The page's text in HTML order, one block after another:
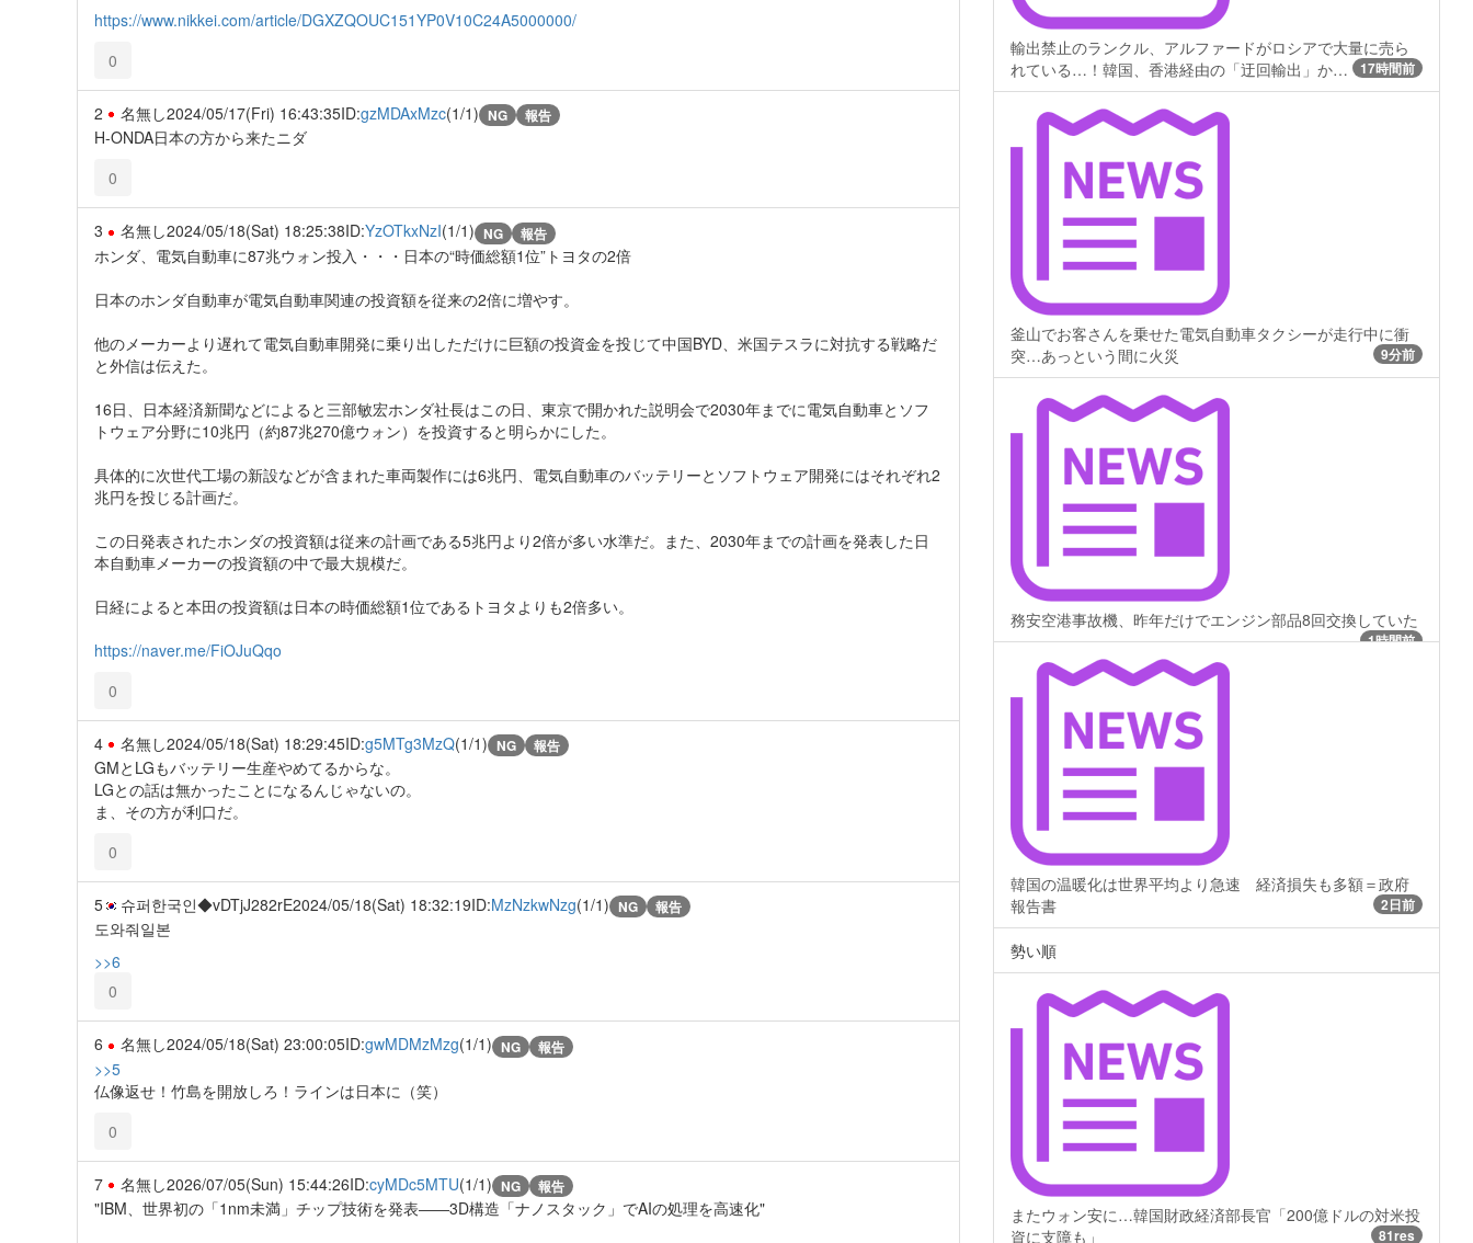
https://www.nikkei.com/article/DGXZQOUC151YP0V10C24A5000000/
0
2 名無し2024/05/17(Fri) 16:43:35ID:gzMDAxMzc(1/1) NG 報告
H-ONDA日本の方から来たニダ
0
3 名無し2024/05/18(Sat) 18:25:38ID:YzOTkxNzI(1/1) NG 報告
ホンダ、電気自動車に87兆ウォン投入・・・日本の“時価総額1位”トヨタの2倍
日本のホンダ自動車が電気自動車関連の投資額を従来の2倍に増やす。
他のメーカーより遅れて電気自動車開発に乗り出しただけに巨額の投資金を投じて中国BYD、米国テスラに対抗する戦略だ
と外信は伝えた。
16日、日本経済新聞などによると三部敏宏ホンダ社長はこの日、東京で開かれた説明会で2030年までに電気自動車とソフ
トウェア分野に10兆円（約87兆270億ウォン）を投資すると明らかにした。
具体的に次世代工場の新設などが含まれた車両製作には6兆円、電気自動車のバッテリーとソフトウェア開発にはそれぞれ2
兆円を投じる計画だ。
この日発表されたホンダの投資額は従来の計画である5兆円より2倍が多い水準だ。また、2030年までの計画を発表した日
本自動車メーカーの投資額の中で最大規模だ。
日経によると本田の投資額は日本の時価総額1位であるトヨタよりも2倍多い。
https://naver.me/FiOJuQqo
0
4 名無し2024/05/18(Sat) 18:29:45ID:g5MTg3MzQ(1/1) NG 報告
GMとLGもバッテリー生産やめてるからな。
LGとの話は無かったことになるんじゃないの。
ま、その方が利口だ。
0
5 슈퍼한국인◆vDTjJ282rE2024/05/18(Sat) 18:32:19ID:MzNzkwNzg(1/1) NG 報告
도와줘일본
>>6
0
6 名無し2024/05/18(Sat) 23:00:05ID:gwMDMzMzg(1/1) NG 報告
>>5
仏像返せ！竹島を開放しろ！ラインは日本に（笑）
0
7 名無し2026/07/05(Sun) 15:44:26ID:cyMDc5MTU(1/1) NG 報告
"IBM、世界初の「1nm未満」チップ技術を発表――3D構造「ナノスタック」でAIの処理を高速化"
輸出禁止のランクル、アルファードがロシアで大量に売ら
れている…！韓国、香港経由の「迂回輸出」か…
17時間前
釜山でお客さんを乗せた電気自動車タクシーが走行中に衝
突…あっという間に火災
9分前
務安空港事故機、昨年だけでエンジン部品8回交換していた
1時間前
韓国の温暖化は世界平均より急速 経済損失も多額＝政府
報告書
2日前
勢い順
またウォン安に…韓国財政経済部長官「200億ドルの対米投
資に支障も」
81res